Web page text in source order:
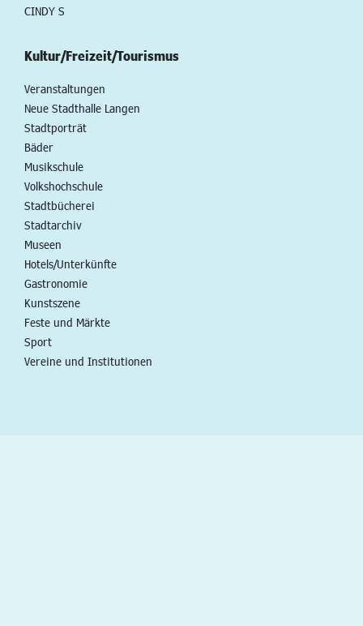
CINDY S
Kultur/Freizeit/Tourismus
Veranstaltungen
Neue Stadthalle Langen
Stadtporträt
Bäder
Musikschule
Volkshochschule
Stadtbücherei
Stadtarchiv
Museen
Hotels/Unterkünfte
Gastronomie
Kunstszene
Feste und Märkte
Sport
Vereine und Institutionen